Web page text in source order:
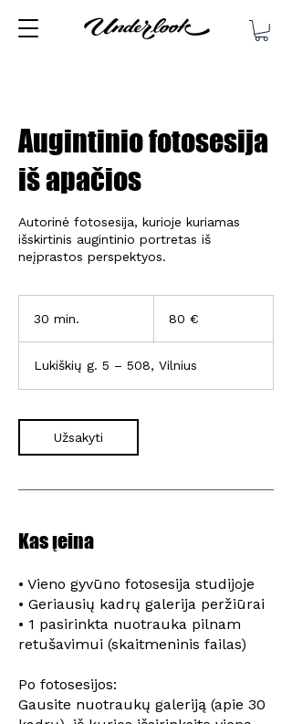
Augintinio fotosesija
iš apačios
Autorinė fotosesija, kurioje kuriamas
išskirtinis augintinio portretas iš
neįprastos perspektyos.
30 min.
i
n
80 €
Lukiškių g. 5 – 508, Vilnius
Užsakyti
Kas įeina
• Vieno gyvūno fotosesija studijoje
• Geriausių kadrų galerija peržiūrai
• 1 pasirinkta nuotrauka pilnam
retušavimui (skaitmeninis failas)
Po fotosesijos:
Gausite nuotraukų galeriją (apie 30